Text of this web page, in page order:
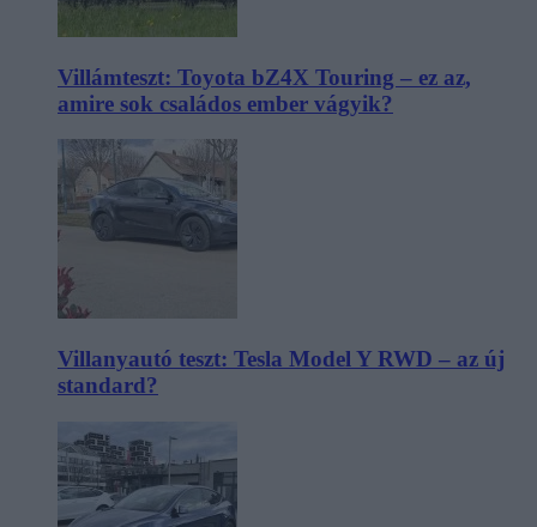
Villámteszt: Toyota bZ4X Touring – ez az,
amire sok családos ember vágyik?
Villanyautó teszt: Tesla Model Y RWD – az új
standard?